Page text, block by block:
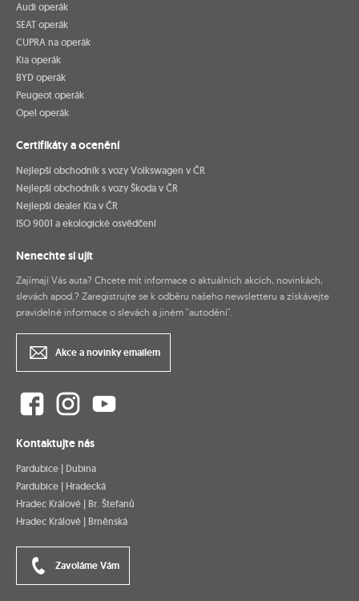
Audi operák
SEAT operák
CUPRA na operák
Kia operák
BYD operák
Peugeot operák
Opel operák
Certifikáty a ocenění
Nejlepší obchodník s vozy Volkswagen v ČR
Nejlepší obchodník s vozy Škoda v ČR
Nejlepší dealer Kia v ČR
ISO 9001 a ekologické osvědčení
Nenechte si ujít
Zajímají Vás auta? Chcete mít informace o aktuálních akcích, novinkách,
slevách apod.? Zaregistrujte se k odběru našeho newsletteru a získávejte
pravidelné informace o slevách a jiném "autodění".
Akce a novinky emailem
Kontaktujte nás
Pardubice | Dubina
Pardubice | Hradecká
Hradec Králové | Br. Štefanů
Hradec Králové | Brněnská
Zavoláme Vám